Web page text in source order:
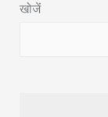
कोट्स।
खोजें